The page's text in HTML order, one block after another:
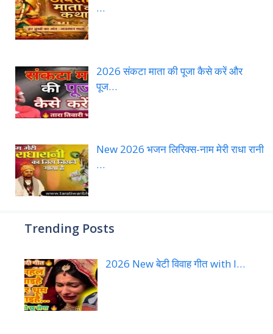
…
2026 संकटा माता की पूजा कैसे करें और
पूज…
New 2026 भजन लिरिक्स-नाम मेरी राधा रानी
…
Trending Posts
2026 New बेटी विवाह गीत with l…